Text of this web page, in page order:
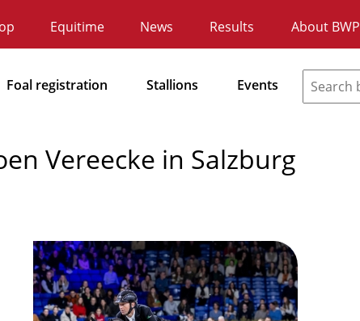
Equitime News Results About BWP
Hoofdnavigatie
Foal registration Stallions Events
Vereecke in Salzburg
Afbeelding